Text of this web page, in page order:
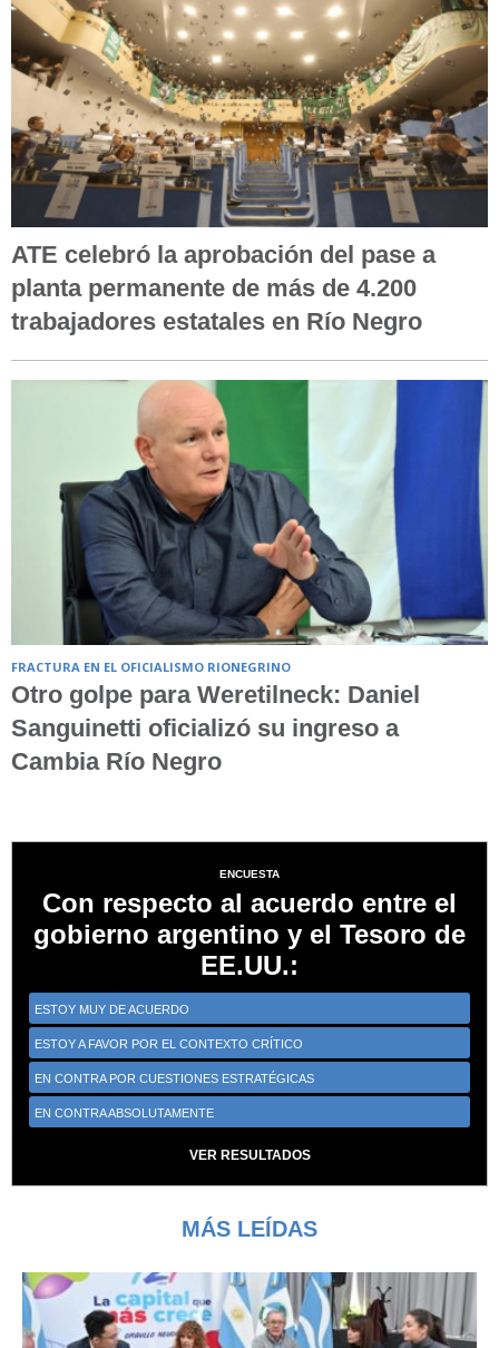
ATE celebró la aprobación del pase a
planta permanente de más de 4.200
trabajadores estatales en Río Negro
FRACTURA EN EL OFICIALISMO RIONEGRINO
Otro golpe para Weretilneck: Daniel
Sanguinetti oficializó su ingreso a
Cambia Río Negro
ENCUESTA
Con respecto al acuerdo entre el
gobierno argentino y el Tesoro de
EE.UU.:
ESTOY MUY DE ACUERDO
ESTOY A FAVOR POR EL CONTEXTO CRÍTICO
EN CONTRA POR CUESTIONES ESTRATÉGICAS
EN CONTRA ABSOLUTAMENTE
VER RESULTADOS
MÁS LEÍDAS